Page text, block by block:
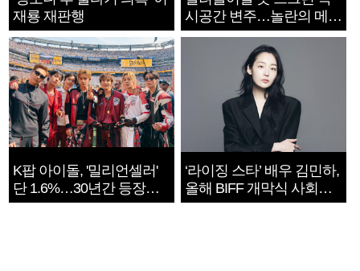
재룡 재판행
시공간 변주…놀란의 메시
지는 ‘전쟁 속죄’
K팝 아이돌, '밀리언셀러'
단 1.6%…30년간 등장
1182개팀 전수조사
‘라이징 스타’ 배우 김민하,
올해 BIFF 개막식 사회자
확정